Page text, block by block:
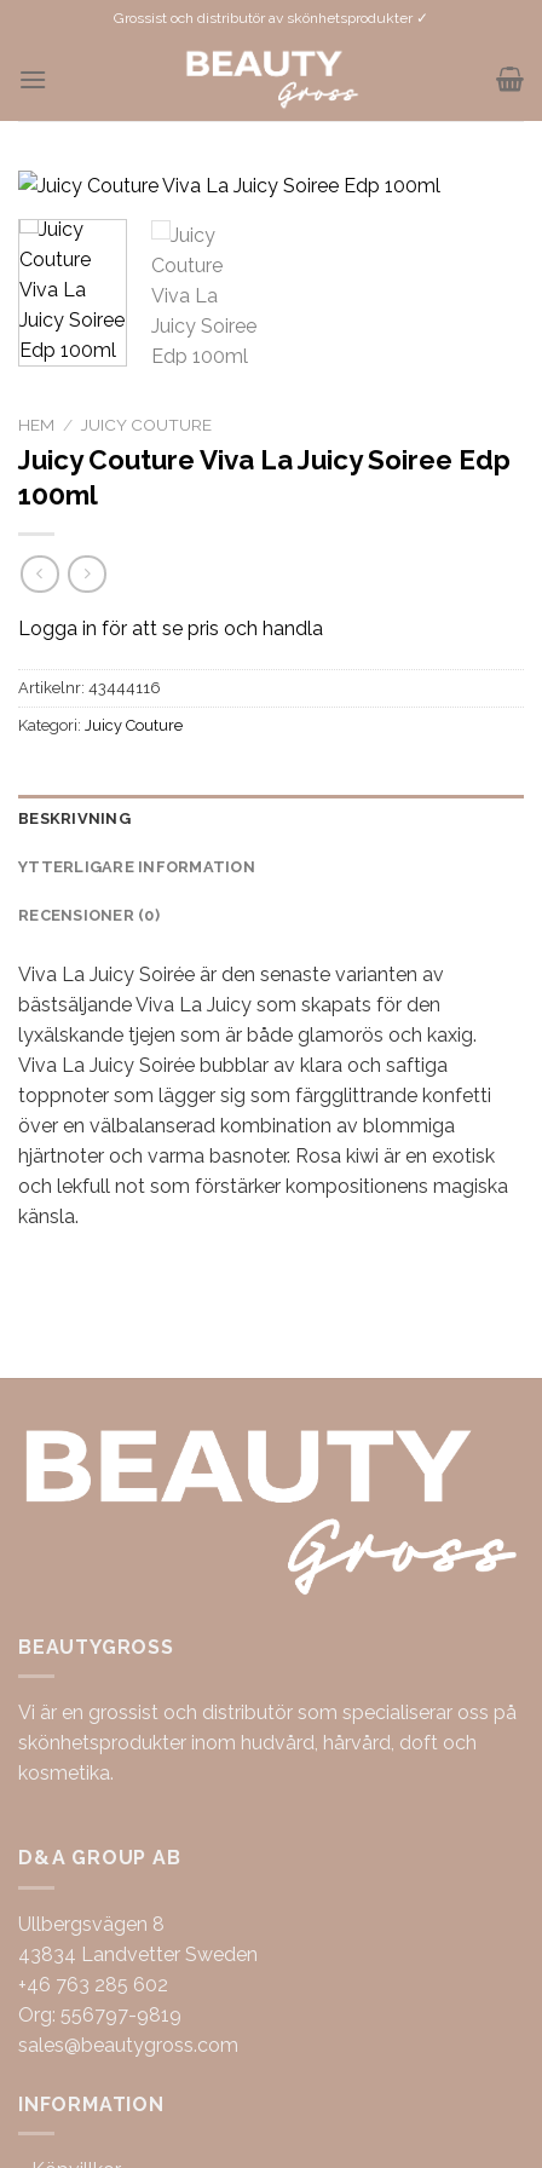
content
Grossist och distributör av skönhetsprodukter ✓
HEM / JUICY COUTURE
Juicy Couture Viva La Juicy Soiree Edp
100ml
Logga in för att se pris och handla
Artikelnr: 43444116
Kategori: Juicy Couture
BESKRIVNING
YTTERLIGARE INFORMATION
RECENSIONER (0)
Viva La Juicy Soirée är den senaste varianten av
bästsäljande Viva La Juicy som skapats för den
lyxälskande tjejen som är både glamorös och kaxig.
Viva La Juicy Soirée bubblar av klara och saftiga
toppnoter som lägger sig som färgglittrande konfetti
över en välbalanserad kombination av blommiga
hjärtnoter och varma basnoter. Rosa kiwi är en exotisk
och lekfull not som förstärker kompositionens magiska
känsla.
BEAUTYGROSS
Vi är en grossist och distributör som specialiserar oss på
skönhetsprodukter inom hudvård, hårvård, doft och
kosmetika.
D&A GROUP AB
Ullbergsvägen 8
43834 Landvetter Sweden
+46 763 285 602
Org: 556797-9819
sales@beautygross.com
INFORMATION